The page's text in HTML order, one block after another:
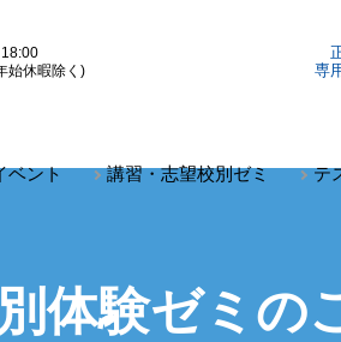
始休暇除く)
専
ベント 講習・志望校別ゼミ テ
体験ゼミの